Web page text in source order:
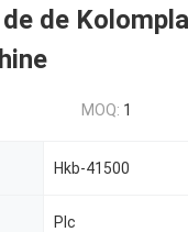
de
MOQ: 1
Hkb-41500
Plc